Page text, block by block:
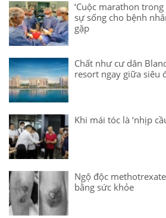
‘Cuộc marathon
sự sống cho bệnh
gặp
Chất như cư dân
resort ngay giữa siêu
Khi mái tóc là ‘nhịp
Ngộ độc
bằng sức khỏe